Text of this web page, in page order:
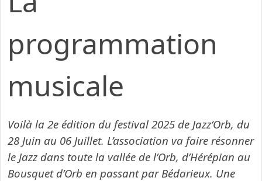
programmation
musicale
Voilà la 2e édition du festival 2025 de Jazz‘Orb, du
28 Juin au 06 Juillet. L’association va faire résonner
le Jazz dans toute la vallée de l’Orb, d’Hérépian au
Bousquet d’Orb en passant par Bédarieux. Une